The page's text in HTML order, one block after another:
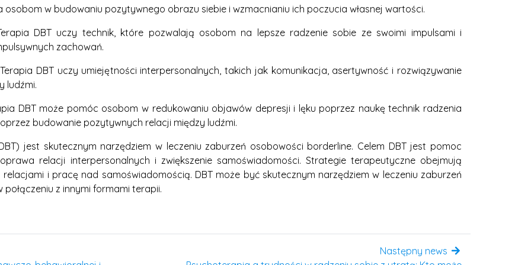
osobom w budowaniu pozytywnego obrazu siebie i wzmacnianiu ich poczucia własnej wartości.
DBT uczy technik, które pozwalają osobom na lepsze radzenie sobie ze swoimi impulsami i
zachowań.
DBT uczy umiejętności interpersonalnych, takich jak komunikacja, asertywność i rozwiązywanie
ludźmi.
DBT może pomóc osobom w redukowaniu objawów depresji i lęku poprzez naukę technik radzenia
budowanie pozytywnych relacji między ludźmi.
jest skutecznym narzędziem w leczeniu zaburzeń osobowości borderline. Celem DBT jest pomoc
relacji interpersonalnych i zwiększenie samoświadomości. Strategie terapeutyczne obejmują
i pracę nad samoświadomością. DBT może być skutecznym narzędziem w leczeniu zaburzeń
z innymi formami terapii.
Następny news